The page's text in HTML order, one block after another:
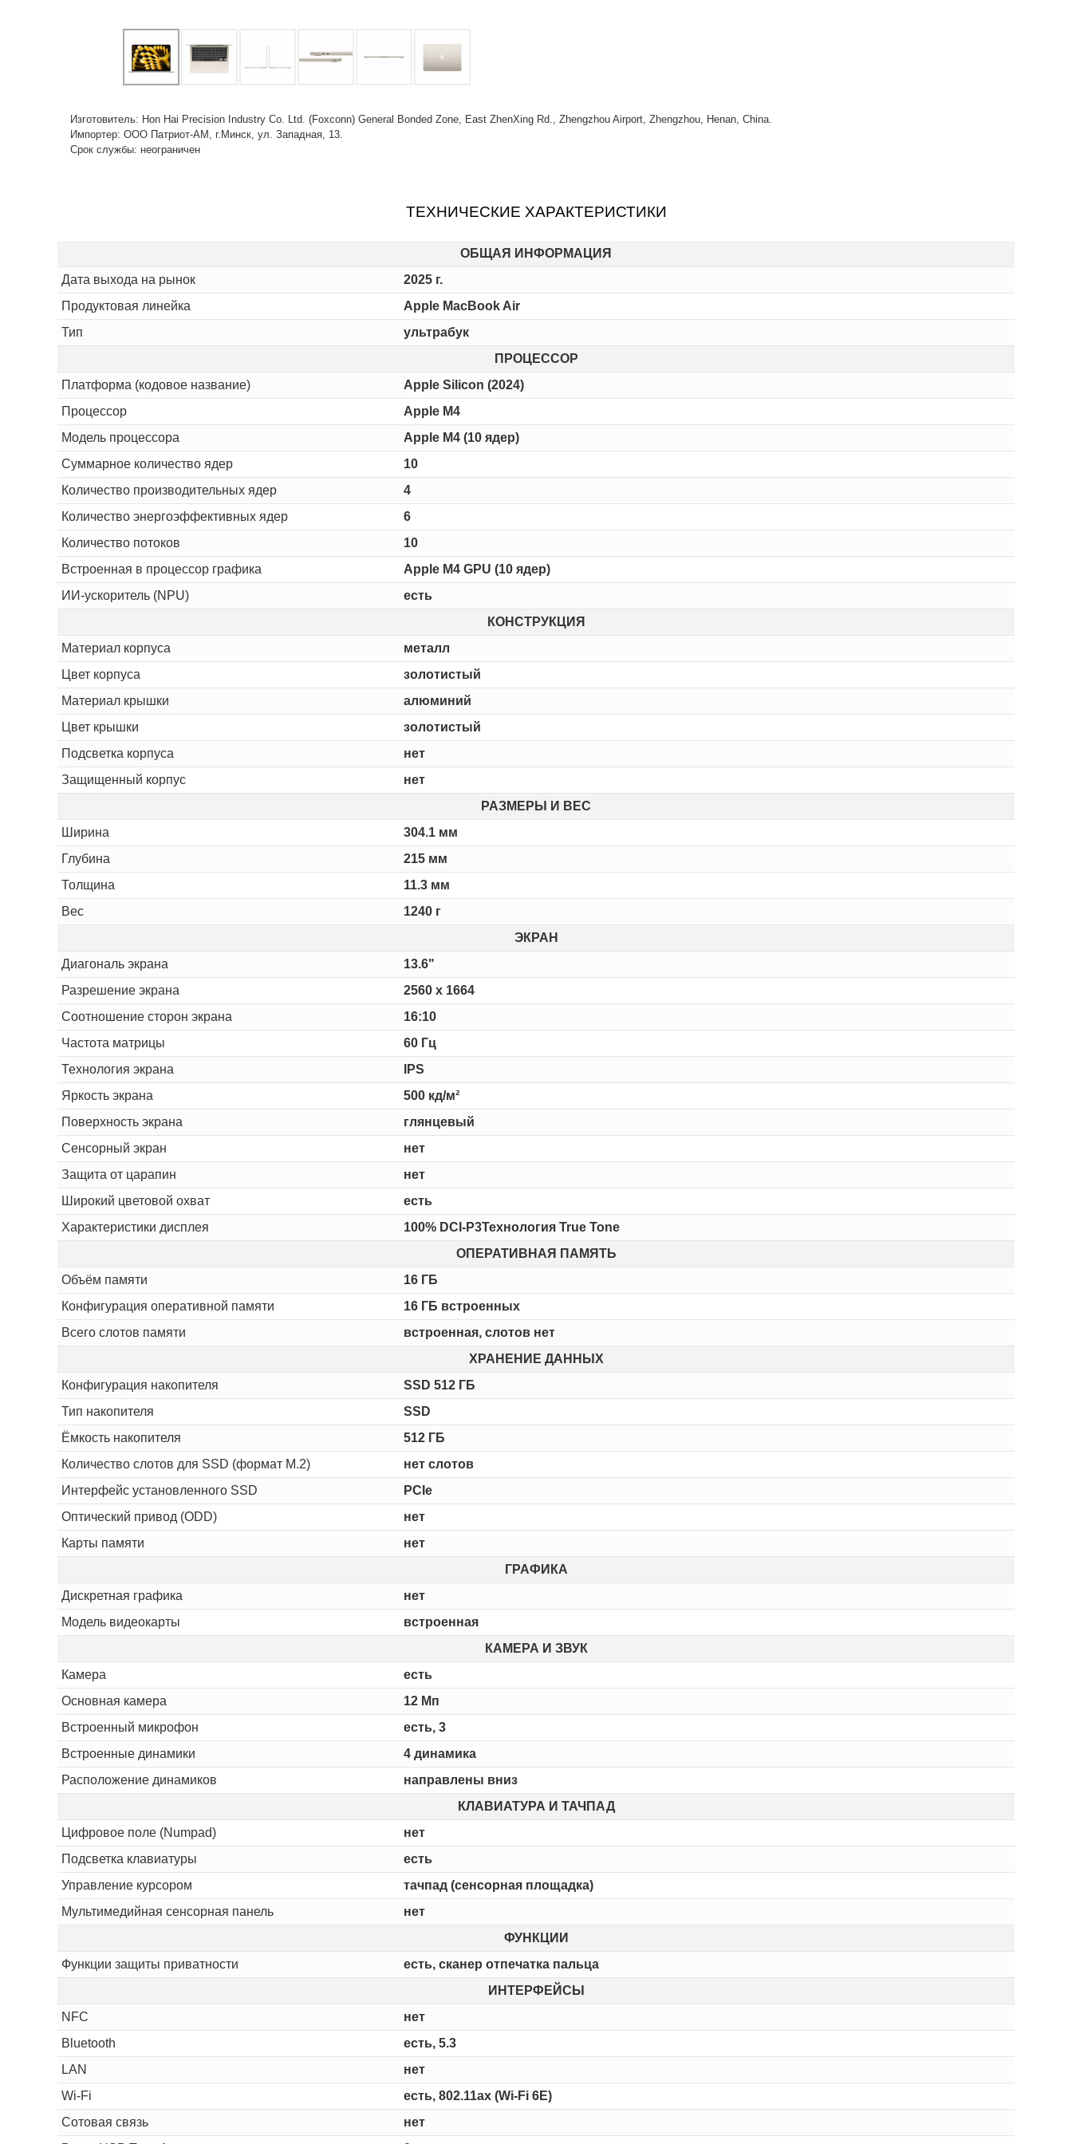
Изготовитель: Hon Hai Precision Industry Co. Ltd. (Foxconn) General Bonded Zone, East ZhenXing Rd., Zhengzhou Airport, Zhengzhou, Henan, China.
Импортер: ООО Патриот-АМ, г.Минск, ул. Западная, 13.
Срок службы: неограничен
ТЕХНИЧЕСКИЕ ХАРАКТЕРИСТИКИ
ОБЩАЯ ИНФОРМАЦИЯ
Дата выхода на рынок
2025 г.
Продуктовая линейка
Apple MacBook Air
Тип
ультрабук
ПРОЦЕССОР
Платформа (кодовое название)
Apple Silicon (2024)
Процессор
Apple M4
Модель процессора
Apple M4 (10 ядер)
Суммарное количество ядер
10
Количество производительных ядер
4
Количество энергоэффективных ядер
6
Количество потоков
10
Встроенная в процессор графика
Apple M4 GPU (10 ядер)
ИИ-ускоритель (NPU)
есть
КОНСТРУКЦИЯ
Материал корпуса
металл
Цвет корпуса
золотистый
Материал крышки
алюминий
Цвет крышки
золотистый
Подсветка корпуса
нет
Защищенный корпус
нет
РАЗМЕРЫ И ВЕС
Ширина
304.1 мм
Глубина
215 мм
Толщина
11.3 мм
Вес
1240 г
ЭКРАН
Диагональ экрана
13.6"
Разрешение экрана
2560 x 1664
Соотношение сторон экрана
16:10
Частота матрицы
60 Гц
Технология экрана
IPS
Яркость экрана
500 кд/м²
Поверхность экрана
глянцевый
Сенсорный экран
нет
Защита от царапин
нет
Широкий цветовой охват
есть
Характеристики дисплея
100% DCI-P3Технология True Tone
ОПЕРАТИВНАЯ ПАМЯТЬ
Объём памяти
16 ГБ
Конфигурация оперативной памяти
16 ГБ встроенных
Всего слотов памяти
встроенная, слотов нет
ХРАНЕНИЕ ДАННЫХ
Конфигурация накопителя
SSD 512 ГБ
Тип накопителя
SSD
Ёмкость накопителя
512 ГБ
Количество слотов для SSD (формат M.2)
нет слотов
Интерфейс установленного SSD
PCIe
Оптический привод (ODD)
нет
Карты памяти
нет
ГРАФИКА
Дискретная графика
нет
Модель видеокарты
встроенная
КАМЕРА И ЗВУК
Камера
есть
Основная камера
12 Мп
Встроенный микрофон
есть, 3
Встроенные динамики
4 динамика
Расположение динамиков
направлены вниз
КЛАВИАТУРА И ТАЧПАД
Цифровое поле (Numpad)
нет
Подсветка клавиатуры
есть
Управление курсором
тачпад (сенсорная площадка)
Мультимедийная сенсорная панель
нет
ФУНКЦИИ
Функции защиты приватности
есть, сканер отпечатка пальца
ИНТЕРФЕЙСЫ
NFC
нет
Bluetooth
есть, 5.3
LAN
нет
Wi-Fi
есть, 802.11ax (Wi-Fi 6E)
Сотовая связь
нет